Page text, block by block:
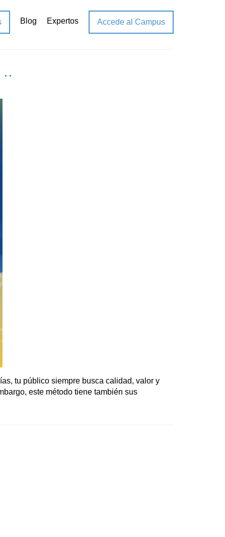
Blog Expertos Accede al Campus
tu público siempre busca calidad, valor y
este método tiene también sus